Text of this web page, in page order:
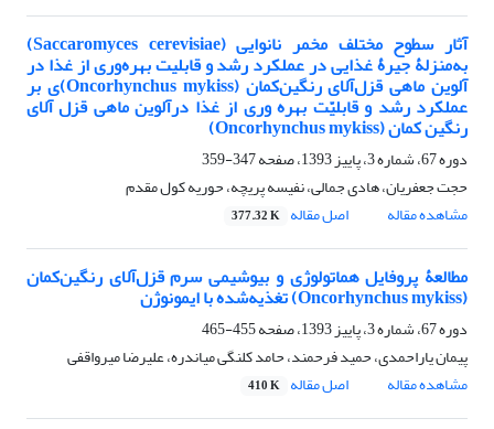
آثار سطوح مختلف مخمر نانوایی (Saccaromyces cerevisiae)
به‌منزلۀ جیرۀ غذایی در عملکرد رشد و قابلیت بهره‌وری از غذا در
آلوین ماهی قزل‌آلای رنگین‌کمان (Oncorhynchus mykiss)ی بر
عملکرد رشد و قابلیّت بهره وری از غذا درآلوین ماهی قزل آلای
رنگین کمان (Oncorhynchus mykiss)
دوره 67، شماره 3، پاییز 1393، صفحه
347-359
حجت جعفریان، هادی جمالی، نفیسه پریچه، حوریه کول مقدم
مشاهده مقاله
اصل مقاله 377.32 K
مطالعۀ پروفایل هماتولوژی و بیوشیمی سرم قزل‌آلای رنگین‌کمان
(Oncorhynchus mykiss) تغذیه‌شده با ایمونوژن
دوره 67، شماره 3، پاییز 1393، صفحه
455-465
پیمان یاراحمدی، حمید فرحمند، حامد کلنگی میاندره، علیرضا میرواقفی
مشاهده مقاله
اصل مقاله 410 K